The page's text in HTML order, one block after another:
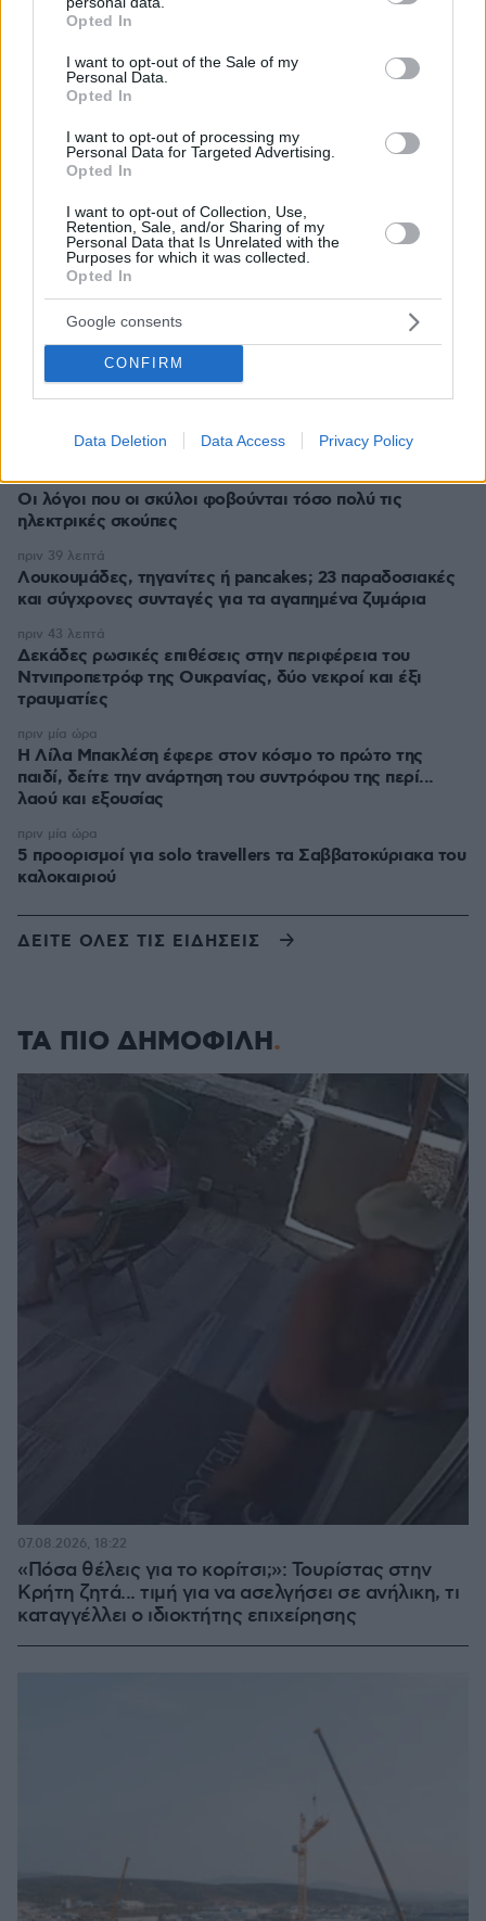
grant or deny consent to Google and its third-party tags to
use your data for below specified purposes in below Google
consent section.
Opted In
I want to opt-out of the Sale of my
Personal Data.
Opted In
I want to opt-out of processing my
Personal Data for Targeted Advertising.
Opted In
I want to opt-out of Collection, Use,
Retention, Sale, and/or Sharing of my
Personal Data that Is Unrelated with the
Purposes for which it was collected.
Opted In
Google consents
CONFIRM
Data Deletion Data Access Privacy Policy
Ειδήσεις
Η φωτογραφία της 61χρονης Ελίζαμπεθ Χάρλεϊ με
πριν 9 λεπτά
Ο «Δράκος» του Λονδίνου: 40χρονος με προβλήματα
είχε συλλάβει και τον άφησε ελεύθερο
πριν 15 λεπτά
Οι 10 «ήσυχες» παραλίες της Νάξου
πριν 19 λεπτά
Τήνος: Μια διαδρομή στα χωριά, τα τοπία και τα
αξιοθέατα του νησιού
πριν 29 λεπτά
«Προδίδει τη Γαλλία», λέει ο Μασκ για πολιτικό που
για να μην επηρεάζει τους ψηφοφόρους
πριν 32 λεπτά
Οι λόγοι που οι σκύλοι φοβούνται τόσο πολύ τις
ηλεκτρικές σκούπες
πριν 39 λεπτά
Λουκουμάδες, τηγανίτες ή pancakes; 23 παραδοσιακές
και σύγχρονες συνταγές για τα αγαπημένα ζυμάρια
πριν 39 λεπτά
Δεκάδες ρωσικές επιθέσεις στην περιφέρεια του
Ντνιπροπετρόφ της Ουκρανίας, δύο νεκροί και έξι
τραυματίες
πριν 43 λεπτά
Η Λίλα Μπακλέση έφερε στον κόσμο το πρώτο της
παιδί, δείτε την ανάρτηση του συντρόφου της περί...
λαού και εξουσίας
πριν μία ώρα
5 προορισμοί για solo travellers τα Σαββατοκύριακα του
καλοκαιριού
πριν μία ώρα
ΔΕΙΤΕ ΟΛΕΣ ΤΙΣ ΕΙΔΗΣΕΙΣ
ΤΑ ΠΙΟ ΔΗΜΟΦΙΛΗ
«Πόσα θέλεις για το κορίτσι;»: Τουρίστας στην
Κρήτη ζητά... τιμή για να ασελγήσει σε ανήλικη, τι
καταγγέλλει ο ιδιοκτήτης επιχείρησης
07.08.2026, 18:22